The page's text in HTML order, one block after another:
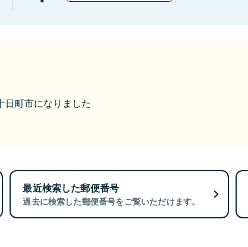
日町市になりました
最近検索した郵便番号
過去に検索した郵便番号をご覧いただけます。